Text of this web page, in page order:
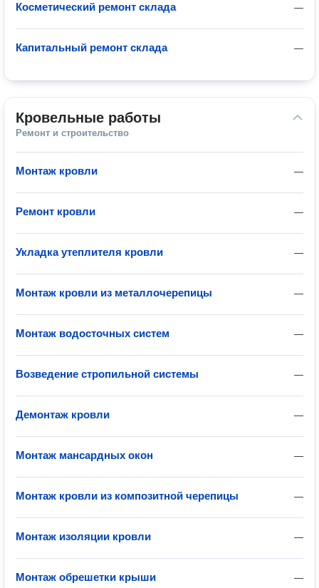
—
Косметический ремонт склада
—
Капитальный ремонт склада
Кровельные работы
Ремонт и строительство
—
Монтаж кровли
—
Ремонт кровли
—
Укладка утеплителя кровли
—
Монтаж кровли из металлочерепицы
—
Монтаж водосточных систем
—
Возведение стропильной системы
—
Демонтаж кровли
—
Монтаж мансардных окон
—
Монтаж кровли из композитной черепицы
—
Монтаж изоляции кровли
—
Монтаж обрешетки крыши